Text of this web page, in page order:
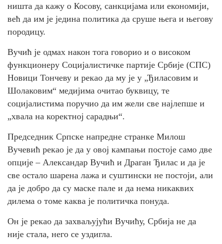
ништа да кажу о Косову, санкцијама или економији,
већ да им је једина политика да сруше њега и његову
породицу.
Вучић је одмах након тога говорио и о високом
функционеру Социјалистичке партије Србије (СПС)
Новици Тончеву и рекао да му је у „Ђиласовим и
Шолаковим“ медијима очитао буквицу, те
социјалистима поручио да им жели све најлепше и
„хвала на коректној сарадњи“.
Председник Српске напредне странке Милош
Вучевић рекао је да у овој кампањи постоје само две
опције – Александар Вучић и Драган Ђилас и да је
све остало шарена лажа и суштински не постоји, али
да је добро да су маске пале и да нема никаквих
дилема о томе каква је политичка понуда.
Он је рекао да захваљујући Вучићу, Србија не да
није стала, него се уздигла.